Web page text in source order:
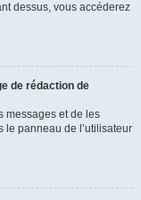
dessus, vous accéderez
de rédaction de
messages et de les
le panneau de l’utilisateur